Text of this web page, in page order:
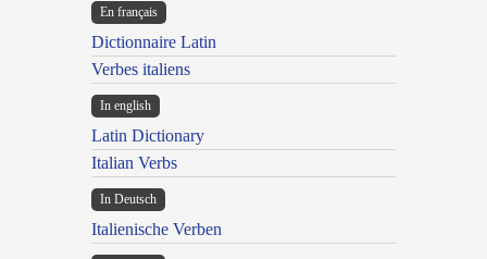
En français
Dictionnaire Latin
Verbes italiens
In english
Latin Dictionary
Italian Verbs
In Deutsch
Italienische Verben